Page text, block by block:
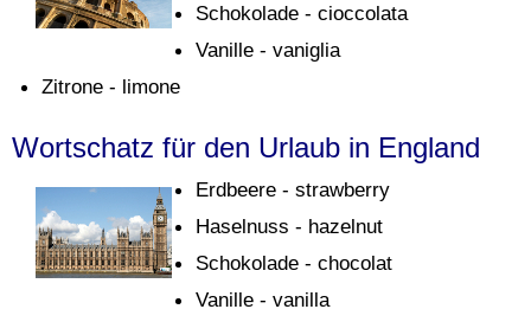
Schokolade - cioccolata
Vanille - vaniglia
Zitrone - limone
Wortschatz für den Urlaub in England
Erdbeere - strawberry
Haselnuss - hazelnut
Schokolade - chocolat
Vanille - vanilla